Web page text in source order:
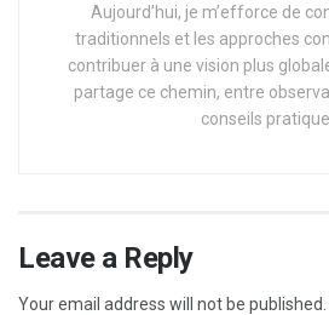
Aujourd’hui, je m’efforce de
traditionnels et les approches
contribuer à une vision plus
partage ce chemin, entre
conseils
Leave a Reply
Your email address will not be published.